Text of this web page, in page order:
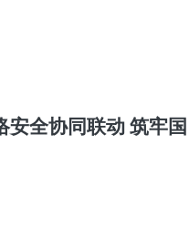
全协同联动 筑牢国